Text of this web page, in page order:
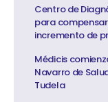
Centro de
para
incremento de
Médicis
Navarro de
Tudela